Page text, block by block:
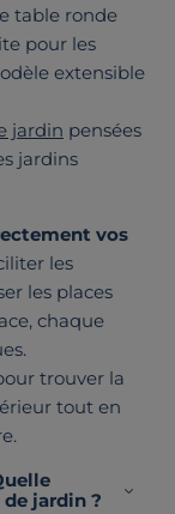
table ronde
pour les
extensible
jardin pensées
jardins
vos
les
les places
chaque
trouver la
tout en
jardin ?